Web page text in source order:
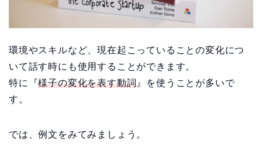
環境やスキルなど、現在起こっていることの変化につ
いて話す時にも使用することができます。
特に『様子の変化を表す動詞 』を使うことが多いで
す。
では、例文をみてみましょう。